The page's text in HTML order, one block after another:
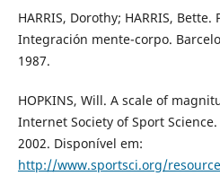
HARRIS, Dorothy; HARRIS,
Integración mente-corpo.
1987.
HOPKINS, Will. A scale of
Internet Society of Sport
2002. Disponível em:
http://www.sportsci.org/